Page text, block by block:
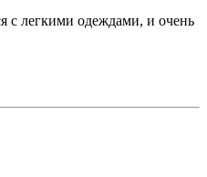
с легкими одеждами, и очень